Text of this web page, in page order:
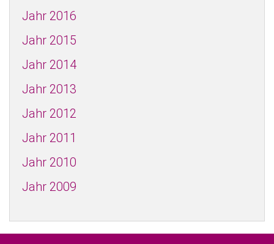
Jahr 2016
Jahr 2015
Jahr 2014
Jahr 2013
Jahr 2012
Jahr 2011
Jahr 2010
Jahr 2009